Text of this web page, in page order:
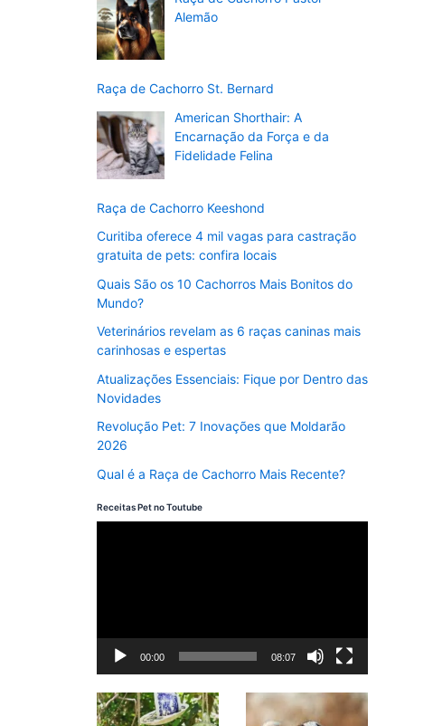
Alemão
Raça de Cachorro St. Bernard
American Shorthair: A
Encarnação da Força e da
Fidelidade Felina
Raça de Cachorro Keeshond
Curitiba oferece 4 mil vagas para castração
gratuita de pets: confira locais
Quais São os 10 Cachorros Mais Bonitos do
Mundo?
Veterinários revelam as 6 raças caninas mais
carinhosas e espertas
Atualizações Essenciais: Fique por Dentro das
Novidades
Revolução Pet: 7 Inovações que Moldarão
2026
Qual é a Raça de Cachorro Mais Recente?
Receitas Pet no Toutube
d
00:00 08:07